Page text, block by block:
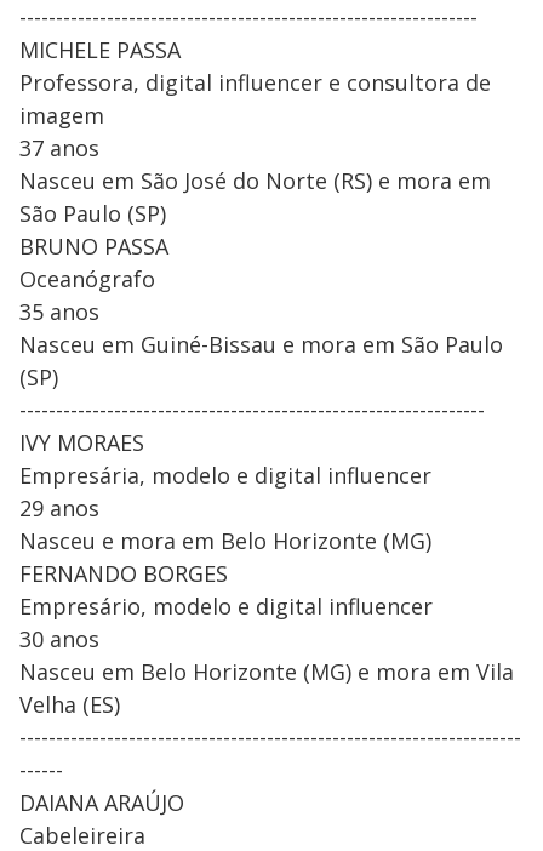
---------------------------------------------------------------
MICHELE PASSA
Professora, digital influencer e consultora de
imagem
37 anos
Nasceu em São José do Norte (RS) e mora em
São Paulo (SP)
BRUNO PASSA
Oceanógrafo
35 anos
Nasceu em Guiné-Bissau e mora em São Paulo
(SP)
----------------------------------------------------------------
IVY MORAES
Empresária, modelo e digital influencer
29 anos
Nasceu e mora em Belo Horizonte (MG)
FERNANDO BORGES
Empresário, modelo e digital influencer
30 anos
Nasceu em Belo Horizonte (MG) e mora em Vila
Velha (ES)
---------------------------------------------------------------------
------
DAIANA ARAÚJO
Cabeleireira